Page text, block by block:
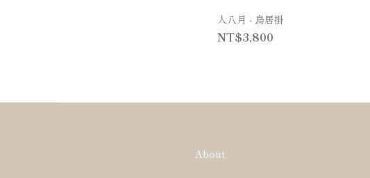
人八月 - 鳥居掛
NT$3,800
About